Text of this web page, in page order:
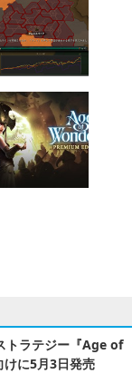
トラテジー『Age of
に5月3日発売